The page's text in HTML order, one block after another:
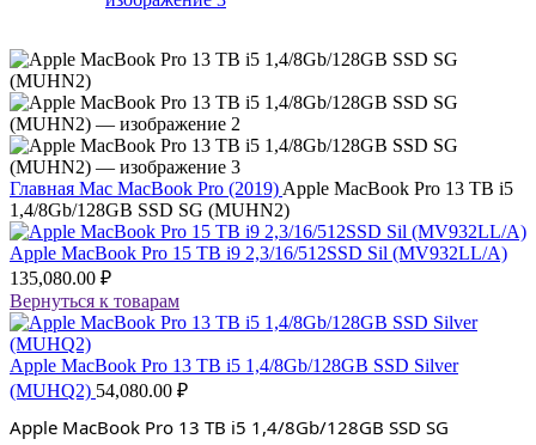
Главная Mac MacBook Pro (2019) Apple MacBook Pro 13 TB i5
1,4/8Gb/128GB SSD SG (MUHN2)
Apple MacBook Pro 15 TB i9 2,3/16/512SSD Sil (MV932LL/A)
135,080.00 ₽
Вернуться к товарам
Apple MacBook Pro 13 TB i5 1,4/8Gb/128GB SSD Silver
(MUHQ2) 54,080.00 ₽
Apple MacBook Pro 13 TB i5 1,4/8Gb/128GB SSD SG